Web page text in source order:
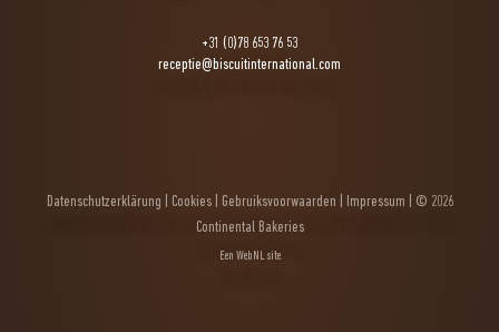
+31 (0)78 653 76 53
receptie@biscuitinternational.com
Datenschutzerklärung Cookies| Gebruiksvoorwaarden Impressum | © 2026
Continental Bakeries
Een WebNLsite